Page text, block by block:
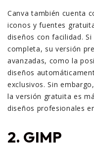
Canva también cuenta
iconos y fuentes
diseños con facilidad.
completa, su versión
avanzadas, como la
diseños
exclusivos. Sin
la versión gratuita es
diseños profesionales
2. GIMP